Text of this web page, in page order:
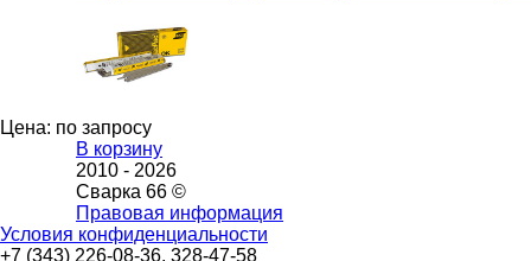
Цена: по запросу
В корзину
2010 - 2026
Сварка 66 ©
Правовая информация
Условия конфиденциальности
+7 (343) 226-08-36, 328-47-58